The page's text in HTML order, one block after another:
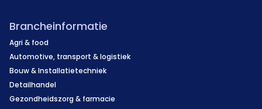
Brancheinformatie
Agri & food
Automotive, transport & logistiek
Bouw & Installatietechniek
Detailhandel
Gezondheidszorg & farmacie